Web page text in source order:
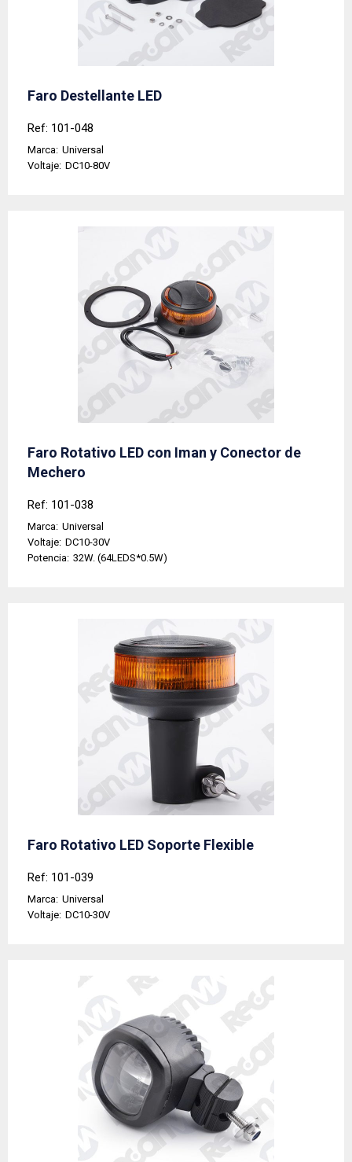
Faro Destellante LED
Ref: 101-048
Marca: Universal
Voltaje: DC10-80V
Faro Rotativo LED con Iman y Conector de
Mechero
Ref: 101-038
Marca: Universal
Voltaje: DC10-30V
Potencia: 32W. (64LEDS*0.5W)
Faro Rotativo LED Soporte Flexible
Ref: 101-039
Marca: Universal
Voltaje: DC10-30V